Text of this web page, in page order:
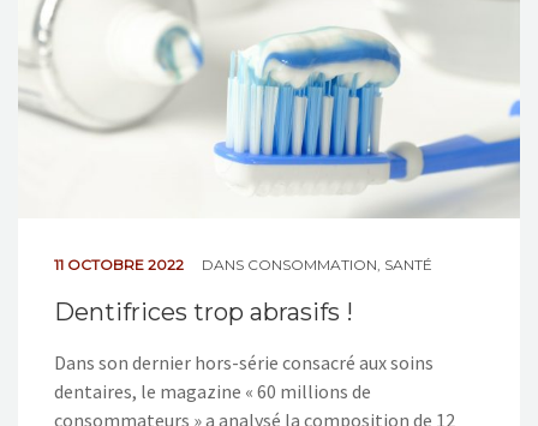
11 OCTOBRE 2022 DANS CONSOMMATION, SANTÉ
Dentifrices trop abrasifs !
Dans son dernier hors-série consacré aux soins
dentaires, le magazine « 60 millions de
consommateurs » a analysé la composition de 12